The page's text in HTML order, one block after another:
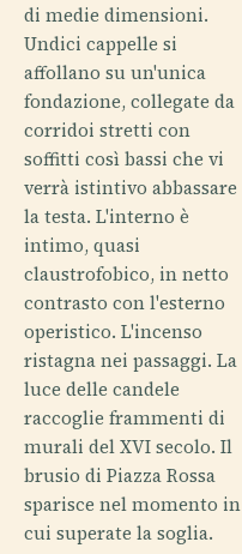
di medie dimensioni.
Undici cappelle si
affollano su un'unica
fondazione, collegate da
corridoi stretti con
soffitti così bassi che vi
verrà istintivo abbassare
la testa. L'interno è
intimo, quasi
claustrofobico, in netto
contrasto con l'esterno
operistico. L'incenso
ristagna nei passaggi. La
luce delle candele
raccoglie frammenti di
murali del XVI secolo. Il
brusio di Piazza Rossa
sparisce nel momento in
cui superate la soglia.